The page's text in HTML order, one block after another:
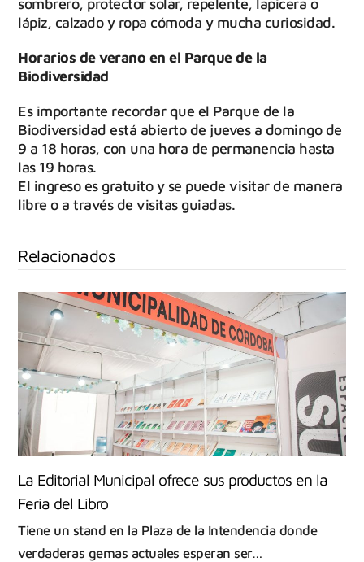
lápiz, calzado y ropa cómoda y mucha curiosidad.
Horarios de verano en el Parque de la
Biodiversidad
Es importante recordar que el Parque de la
Biodiversidad está abierto de jueves a domingo de
9 a 18 horas, con una hora de permanencia hasta
las 19 horas.
El ingreso es gratuito y se puede visitar de manera
libre o a través de visitas guiadas.
Relacionados
La Editorial Municipal ofrece sus productos en la
Feria del Libro
Tiene un stand en la Plaza de la Intendencia donde
verdaderas gemas actuales esperan ser…